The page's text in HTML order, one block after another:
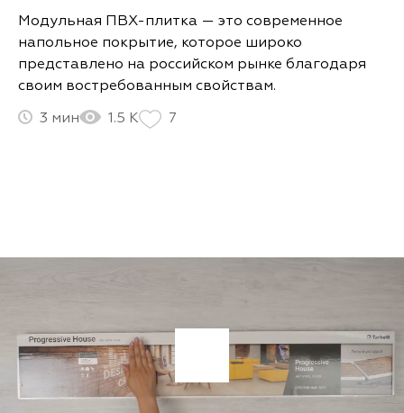
Модульная ПВХ-плитка — это современное
напольное покрытие, которое широко
представлено на российском рынке благодаря
своим востребованным свойствам.
3 1.5 К 7